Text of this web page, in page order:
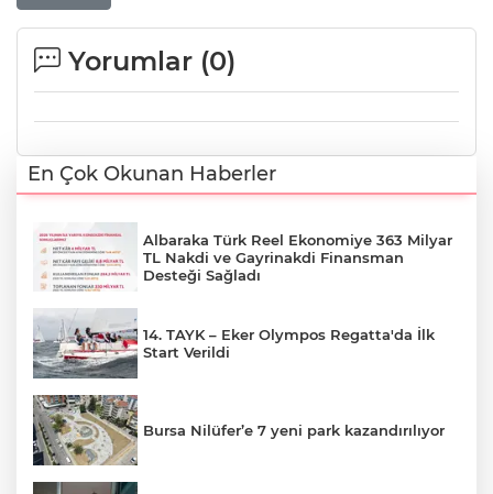
Yorumlar (0)
En Çok Okunan Haberler
Albaraka Türk Reel Ekonomiye 363 Milyar
TL Nakdi ve Gayrinakdi Finansman
Desteği Sağladı
14. TAYK – Eker Olympos Regatta'da İlk
Start Verildi
Bursa Nilüfer’e 7 yeni park kazandırılıyor